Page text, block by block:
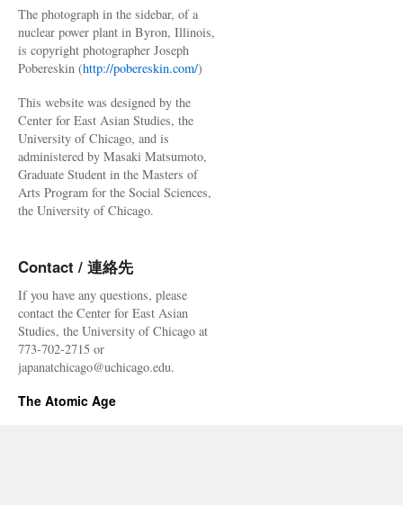
The photograph in the sidebar, of a
nuclear power plant in Byron, Illinois,
is copyright photographer Joseph
Pobereskin (http://pobereskin.com/)
This website was designed by the
Center for East Asian Studies, the
University of Chicago, and is
administered by Masaki Matsumoto,
Graduate Student in the Masters of
Arts Program for the Social Sciences,
the University of Chicago.
Contact / 連絡先
If you have any questions, please
contact the Center for East Asian
Studies, the University of Chicago at
773-702-2715 or
japanatchicago@uchicago.edu.
The Atomic Age